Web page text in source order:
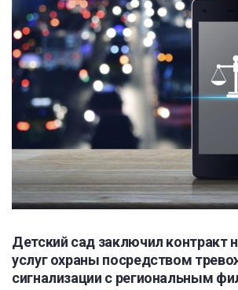
Детский сад заключил контракт
услуг охраны посредством
сигнализации с региональным